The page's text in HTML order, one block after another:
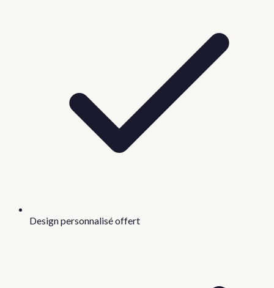
Design personnalisé offert